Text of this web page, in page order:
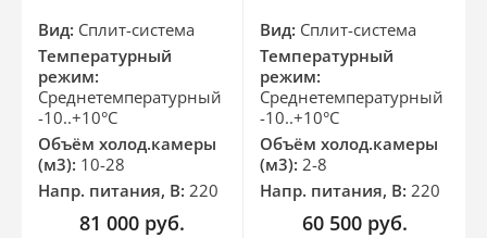
Вид: Сплит-система
Температурный
режим:
Среднетемпературный
-10..+10°С
Объём холод.камеры
(м3): 10-28
Напр. питания, В: 220
81 000 руб.
Вид: Сплит-система
Температурный
режим:
Среднетемпературный
-10..+10°С
Объём холод.камеры
(м3): 2-8
Напр. питания, В: 220
60 500 руб.